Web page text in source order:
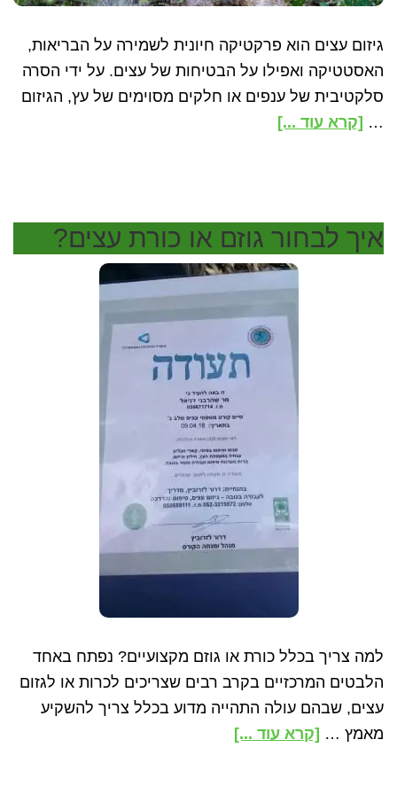
גיזום עצים הוא פרקטיקה חיונית לשמירה על הבריאות,
האסטטיקה ואפילו על הבטיחות של עצים. על ידי הסרה
סלקטיבית של ענפים או חלקים מסוימים של עץ, הגיזום
… [קרא עוד ...]about
שחשוב
להכיר
איך לבחור גוזם או כורת עצים?
למה צריך בכלל כורת או גוזם מקצועיים? נפתח באחד
הלבטים המרכזיים בקרב רבים שצריכים לכרות או לגזום
עצים, שבהם עולה התהייה מדוע בכלל צריך להשקיע
מאמץ … [קרא עוד ...]about